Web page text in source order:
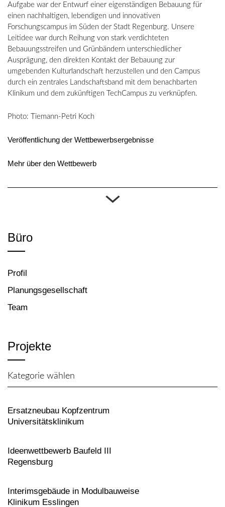
Aufgabe war der Entwurf einer eigenständigen Bebauung für
einen nachhaltigen, lebendigen und innovativen
Forschungscampus im Süden der Stadt Regenburg. Unsere
Leitidee war durch Reihung von stark verdichteten
Bebauungsstreifen und Grünbändern unterschiedlicher
Ausprägung, den direkten Kontakt der Bebauung zur
umgebenden Kulturlandschaft herzustellen und den Campus
durch ein zentrales Landschaftsband mit dem benachbarten
Klinikum und dem zukünftigen TechCampus zu verknüpfen.
Photo: Tiemann-Petri Koch
Veröffentlichung der Wettbewerbsergebnisse
Mehr über den Wettbewerb
Büro
Profil
Planungsgesellschaft
Team
Projekte
Kategorie wählen
Ersatzneubau Kopfzentrum
Universitätsklinikum
Ideenwettbewerb Baufeld III
Regensburg
Interimsgebäude in Modulbauweise
Klinikum Esslingen